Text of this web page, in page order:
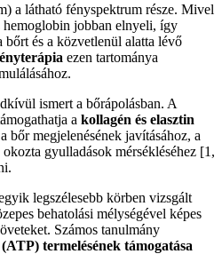
a látható fényspektrum része. Mivel
jobban elnyeli, így
és a közvetlenül alatta lévő
ezen tartománya
ismert a bőrápolásban. A
a kollagén és elasztin
bőr megjelenésének javításához, a
gyulladások mérsékléséhez [1,
legszélesebb körben vizsgált
behatolási mélységével képes
Számos tanulmány
termelésének támogatása